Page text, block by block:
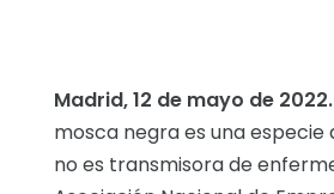
Madrid, 12 de mayo de 2022.
mosca negra es una
no es transmisora de